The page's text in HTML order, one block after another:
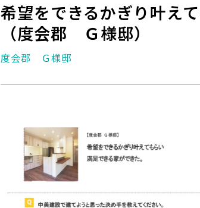
希望をできるかぎり叶え
（度会郡 Ｇ様邸）
度会郡 Ｇ様邸